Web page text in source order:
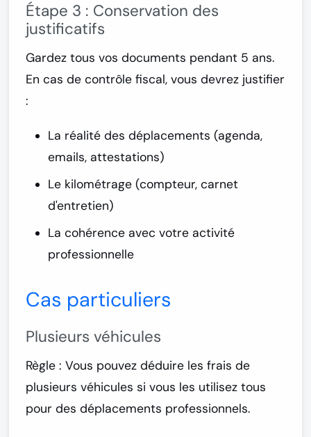
Étape 3 : Conservation des
justificatifs
Gardez tous vos documents pendant 5 ans.
En cas de contrôle fiscal, vous devrez justifier
:
La réalité des déplacements (agenda,
emails, attestations)
Le kilométrage (compteur, carnet
d'entretien)
La cohérence avec votre activité
professionnelle
Cas particuliers
Plusieurs véhicules
Règle : Vous pouvez déduire les frais de
plusieurs véhicules si vous les utilisez tous
pour des déplacements professionnels.